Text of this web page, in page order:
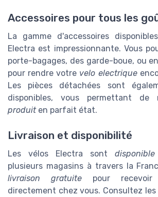
Accessoires pour tous les
La gamme d'accessoires
Electra est impressionnante. Vous
porte-bagages, des garde-boue, ou
pour rendre votre velo electrique
Les pièces détachées sont
disponibles, vous permettant de
produiten parfait état.
Livraison et disponibilité
Les vélos Electra sont
plusieurs magasins à travers la
livraison gratuite pour
directement chez vous. Consultez les